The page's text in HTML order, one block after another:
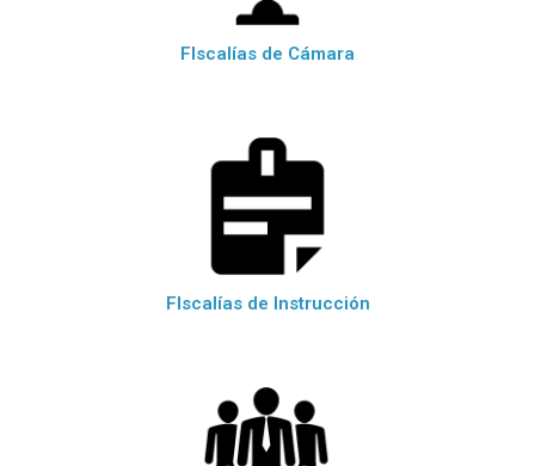
FIscalías de Cámara
FIscalías de Instrucción